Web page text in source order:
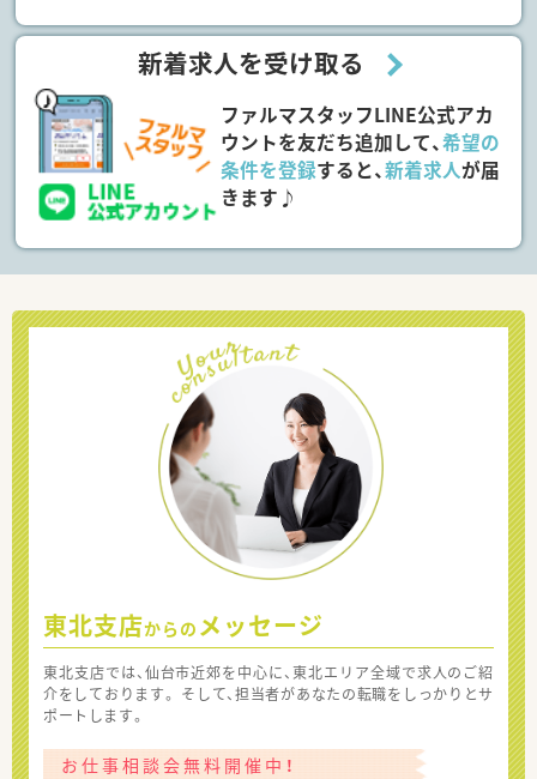
新着求人を受け取る
ファルマスタッフLINE公式アカ
ウントを友だち追加して、希望の
条件を登録すると、新着求人が届
きます♪
東北支店からの メッセージ
東北支店では、仙台市近郊を中心に、東北エリア全域で求人のご紹
介をしております。 そして、担当者があなたの転職をしっかりとサ
ポートします。
お仕事相談会無料開催中！